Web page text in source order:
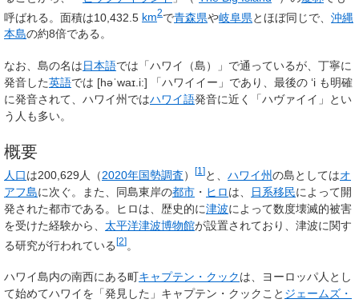
呼ばれる。面積は10,432.5 km2で青森県や岐阜県とほぼ同じで、 沖縄
本島の約8倍である。
なお、島の名は日本語では「ハワイ（島）」で通っているが、丁寧に
発音した英語では [həˈwaɪ.i:] 「ハワイイー」であり、最後の ʻi も明確
に発音されて、ハワイ州ではハワイ語発音に近く「ハヴァイイ」とい
う人も多い。
概要
人口は200,629人（2020年国勢調査） [1 ] と、 ハワイ州の島としてはオ
アフ島に次ぐ。また、同島東岸の都市 ・ ヒロは、 日系移民によって開
発された都市である。ヒロは、歴史的に津波によって数度壊滅的被害
を受けた経験から、 太平洋津波博物館が設置されており、津波に関す
る研究が行われている [2] 。
ハワイ島内の南西にある町キャプテン・クックは、ヨーロッパ人とし
て始めてハワイを「発見した」キャプテン・クックこと ジェームズ・